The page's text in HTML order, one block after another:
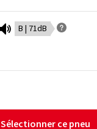
B | 71dB
Sélectionner ce pneu